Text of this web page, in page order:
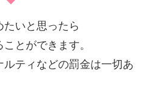
たいと思ったら
とができます。
ルティなどの罰金は一切あ